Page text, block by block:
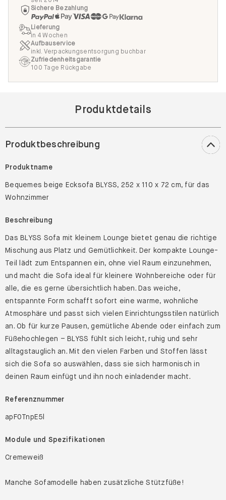
Sichere Bezahlung
Lieferung
in 4 Wochen
Aufbauservice
inkl. Verpackungsentsorgung buchbar
Zufriedenheitsgarantie
100 Tage Rückgabe
Produktdetails
Produktbeschreibung
Produktname
Bequemes beige Ecksofa BLYSS, 252 x 110 x 72 cm, für das
Wohnzimmer
Beschreibung
Das BLYSS Sofa mit kleinem Lounge bietet genau die richtige
Mischung aus Platz und Gemütlichkeit. Der kompakte Lounge-
Teil lädt zum Entspannen ein, ohne viel Raum einzunehmen,
und macht die Sofa ideal für kleinere Wohnbereiche oder für
alle, die es gerne übersichtlich haben. Das weiche,
entspannte Form schafft sofort eine warme, wohnliche
Atmosphäre und passt sich vielen Einrichtungsstilen natürlich
an. Ob für kurze Pausen, gemütliche Abende oder einfach zum
Füßehochlegen – BLYSS fühlt sich leicht, ruhig und sehr
alltagstauglich an. Mit den vielen Farben und Stoffen lässt
sich die Sofa so auswählen, dass sie sich harmonisch in
deinen Raum einfügt und ihn noch einladender macht.
Referenznummer
apF0TnpE5l
Module und Spezifikationen
Cremeweiß
Manche Sofamodelle haben zusätzliche Stützfüße!